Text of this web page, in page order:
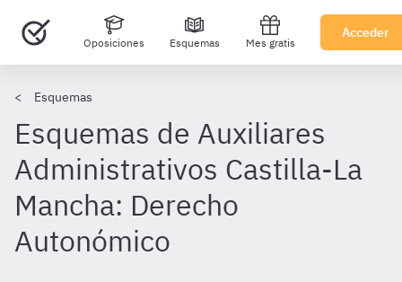
Oposiciones Esquemas Mes gratis
Acceder
Esquemas
Esquemas de Auxiliares
Administrativos Castilla-La
Mancha: Derecho
Autonómico